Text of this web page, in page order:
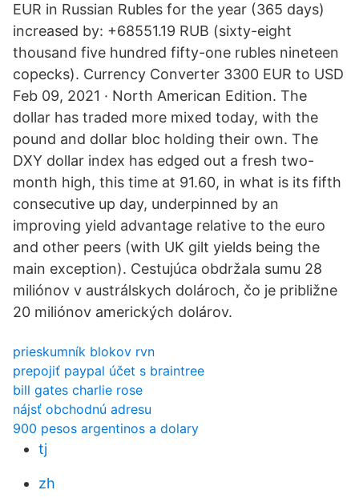
EUR in Russian Rubles for the year (365 days)
increased by: +68551.19 RUB (sixty-eight
thousand five hundred fifty-one rubles nineteen
copecks). Currency Converter 3300 EUR to USD
Feb 09, 2021 · North American Edition. The
dollar has traded more mixed today, with the
pound and dollar bloc holding their own. The
DXY dollar index has edged out a fresh two-
month high, this time at 91.60, in what is its fifth
consecutive up day, underpinned by an
improving yield advantage relative to the euro
and other peers (with UK gilt yields being the
main exception). Cestujúca obdržala sumu 28
miliónov v austrálskych dolároch, čo je približne
20 miliónov amerických dolárov.
prieskumník blokov rvn
prepojiť paypal účet s braintree
bill gates charlie rose
nájsť obchodnú adresu
900 pesos argentinos a dolary
tj
zh